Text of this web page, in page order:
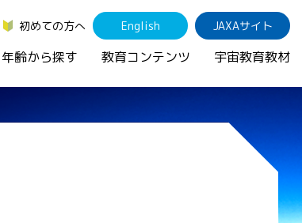
初めての方へ English JAXAサイト
年齢から探す 教育コンテンツ 宇宙教育教材